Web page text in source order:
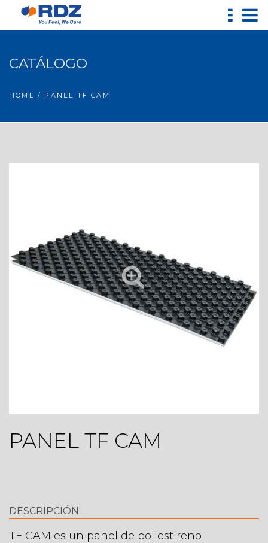
CATÁLOGO
HOME / PANEL TF CAM
PANEL TF CAM
DESCRIPCIÓN
TF CAM es un panel de poliestireno